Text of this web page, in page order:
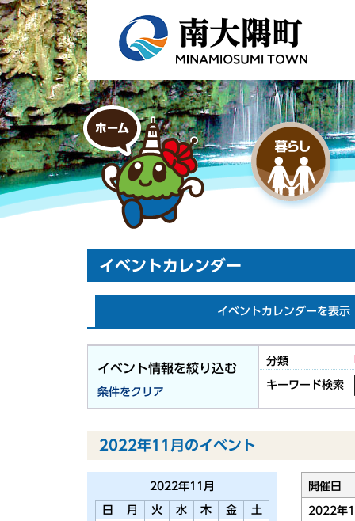
イベントカレンダー
イベントカレンダーを表示
イベント情報を絞り込む
条件をクリア
分類
キーワード検索
2022年11月のイベント
2022年11月
日 月 火 水 木 金
土
開催日
2022年